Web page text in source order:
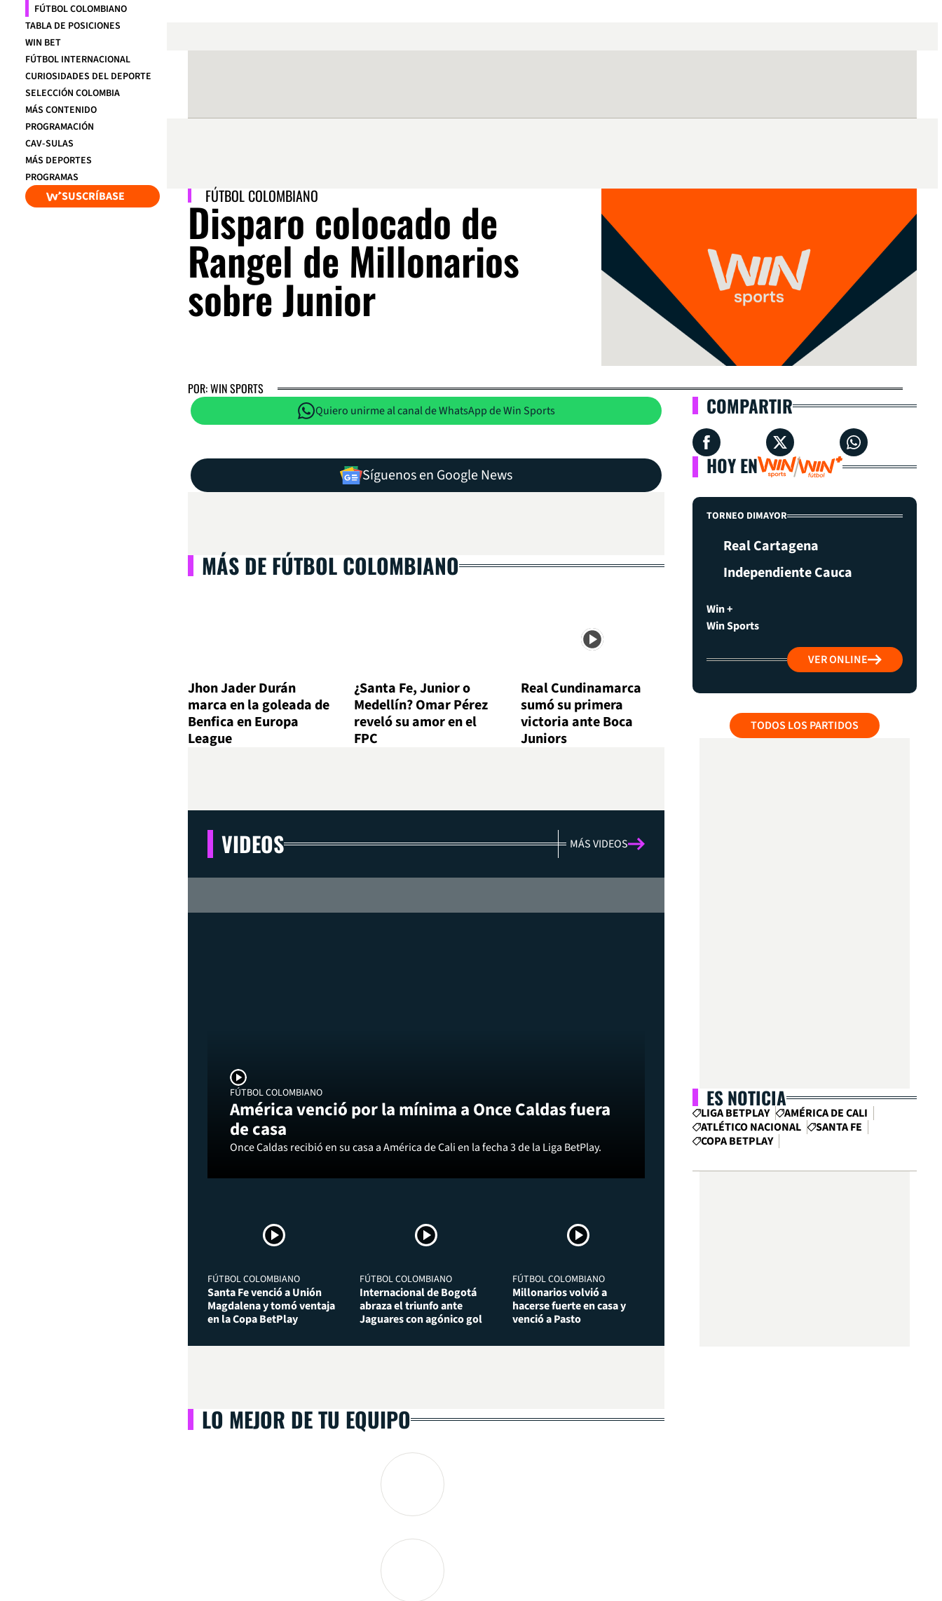
FÚTBOL COLOMBIANO
TABLA DE POSICIONES
WIN BET
FÚTBOL INTERNACIONAL
CURIOSIDADES DEL DEPORTE
SELECCIÓN COLOMBIA
MÁS CONTENIDO
PROGRAMACIÓN
CAV-SULAS
MÁS DEPORTES
PROGRAMAS
SUSCRÍBASE FÚTBOL COLOMBIANO
Disparo colocado de
Rangel de Millonarios
sobre Junior
POR: WIN SPORTS
Quiero unirme al canal de WhatsApp de Win Sports
Síguenos en Google News
MÁS DE FÚTBOL COLOMBIANO
Jhon Jader Durán
marca en la goleada de
Benfica en Europa
League
¿Santa Fe, Junior o
Medellín? Omar Pérez
reveló su amor en el
FPC
Real Cundinamarca
sumó su primera
victoria ante Boca
Juniors
VIDEOS MÁS VIDEOS
FÚTBOL COLOMBIANO
América venció por la mínima a Once Caldas fuera
de casa
Once Caldas recibió en su casa a América de Cali en la fecha 3 de la Liga BetPlay.
FÚTBOL COLOMBIANO
Santa Fe venció a Unión
Magdalena y tomó ventaja
en la Copa BetPlay
FÚTBOL COLOMBIANO
Internacional de Bogotá
abraza el triunfo ante
Jaguares con agónico gol
FÚTBOL COLOMBIANO
Millonarios volvió a
hacerse fuerte en casa y
venció a Pasto
LO MEJOR DE TU EQUIPO
COMPARTIR
HOY EN
TORNEO DIMAYOR
Real Cartagena
Independiente Cauca
Win +
Win Sports
VER ONLINE
TODOS LOS PARTIDOS
ES NOTICIA
LIGA BETPLAY
AMÉRICA DE CALI
ATLÉTICO NACIONAL
SANTA FE
COPA BETPLAY